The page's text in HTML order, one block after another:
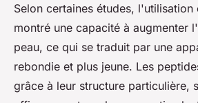
Selon certaines études, l'utilisation
montré une capacité à augmenter
peau, ce qui se traduit par une
rebondie et plus jeune. Les
grâce à leur structure particulière,